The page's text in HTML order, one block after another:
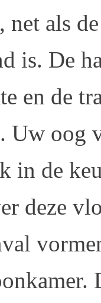
net als
is. De
en de
Uw oog
in de
deze